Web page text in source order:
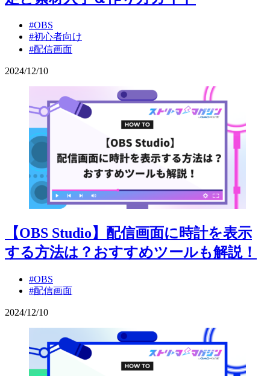
#OBS
#初心者向け
#配信画面
2024/12/10
【OBS Studio】配信画面に時計を表示
する方法は？おすすめツールも解説！
#OBS
#配信画面
2024/12/10